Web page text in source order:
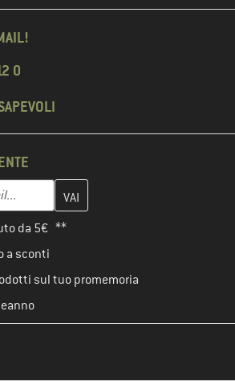
0
e-mail e crea il tuo account cliente
da 5€ **
a sconti
sul tuo promemoria